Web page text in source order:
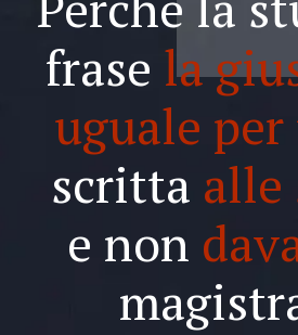
frase la
uguale
scritta alle
e non